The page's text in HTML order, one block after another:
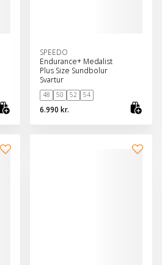
SPEEDO
Endurance+ Medalist
Plus Size Sundbolur
Svartur
48 50 52 54
6.990 kr.